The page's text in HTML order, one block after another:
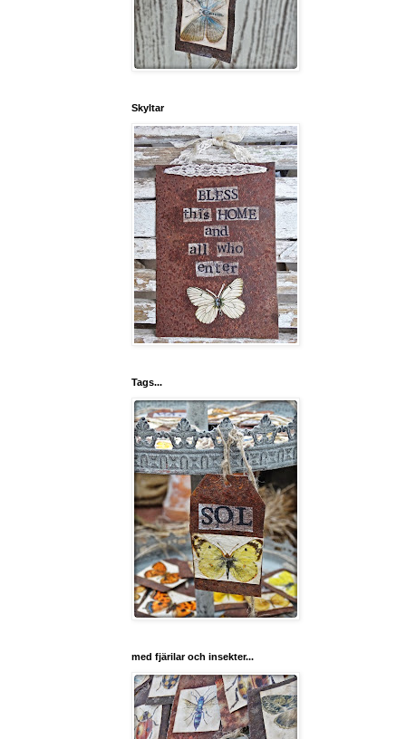
Skyltar
Tags...
med fjärilar och insekter...